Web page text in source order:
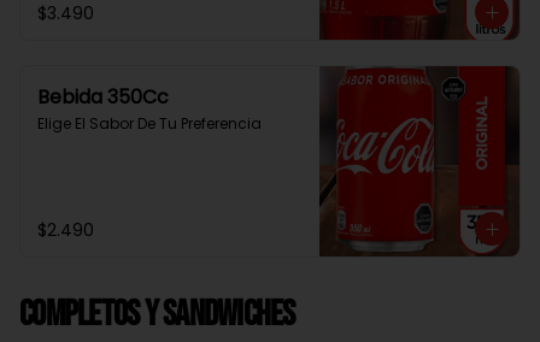
$3.490
Bebida 350Cc
Elige El Sabor De Tu Preferencia
$2.490
Completos y Sandwiches